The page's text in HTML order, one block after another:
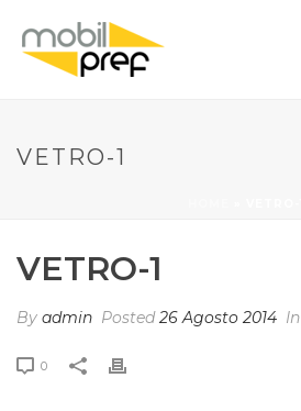
VETRO-1
VETRO-1
By admin Posted26 Agosto 2014 In
0